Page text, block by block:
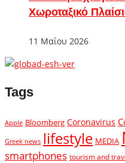
Χωροταξικό
11 Μαΐου 2026
Tags
Apple Bloomberg Coronavirus
Greek news lifestyle MEDIA
smartphones tourism and